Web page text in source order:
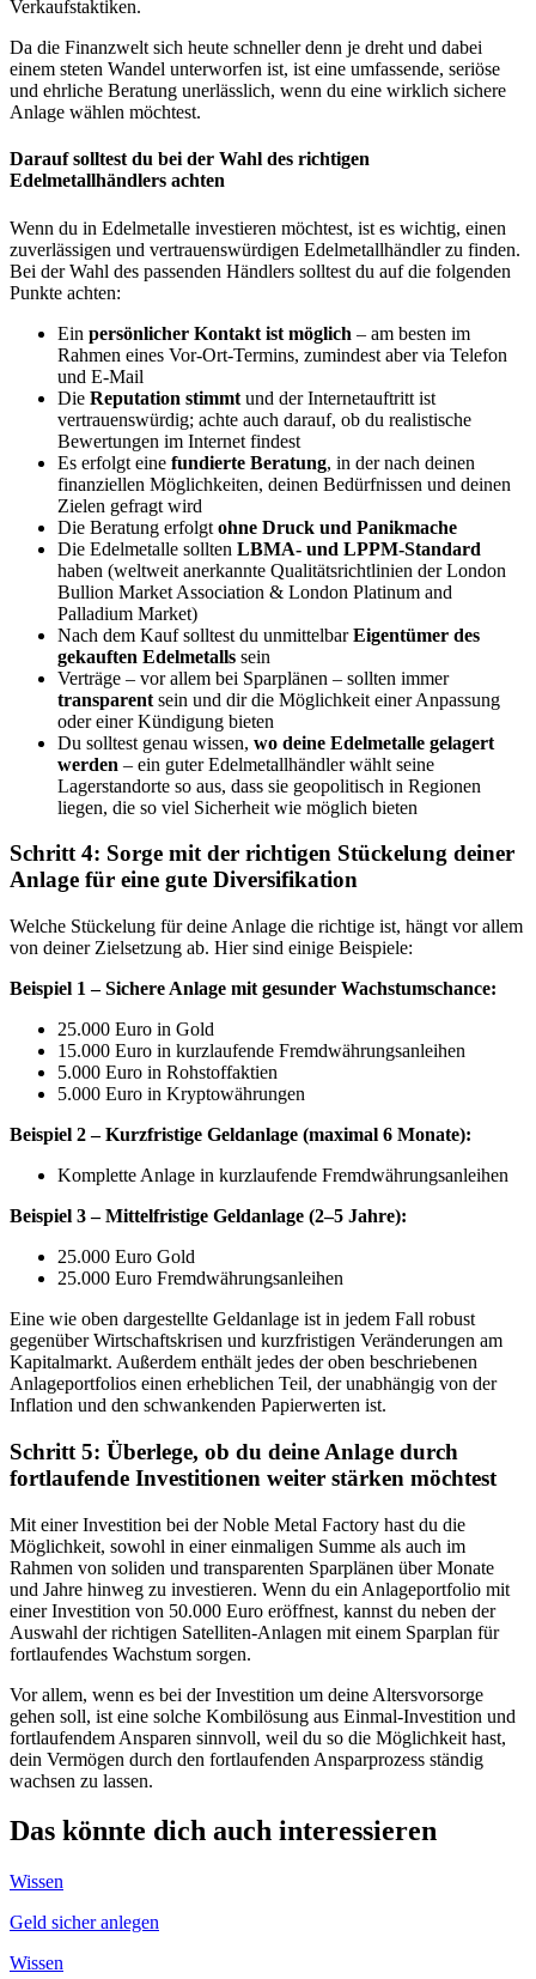
Verkaufstaktiken.
Da die Finanzwelt sich heute schneller denn je dreht und dabei
einem steten Wandel unterworfen ist, ist eine umfassende, seriöse
und ehrliche Beratung unerlässlich, wenn du eine wirklich sichere
Anlage wählen möchtest.
Darauf solltest du bei der Wahl des richtigen
Edelmetallhändlers achten
Wenn du in Edelmetalle investieren möchtest, ist es wichtig, einen
zuverlässigen und vertrauenswürdigen Edelmetallhändler zu finden.
Bei der Wahl des passenden Händlers solltest du auf die folgenden
Punkte achten:
Ein persönlicher Kontakt ist möglich – am besten im
Rahmen eines Vor-Ort-Termins, zumindest aber via Telefon
und E-Mail
Die Reputation stimmt und der Internetauftritt ist
vertrauenswürdig; achte auch darauf, ob du realistische
Bewertungen im Internet findest
Es erfolgt eine fundierte Beratung, in der nach deinen
finanziellen Möglichkeiten, deinen Bedürfnissen und deinen
Zielen gefragt wird
Die Beratung erfolgt ohne Druck und Panikmache
Die Edelmetalle sollten LBMA- und LPPM-Standard
haben (weltweit anerkannte Qualitätsrichtlinien der London
Bullion Market Association & London Platinum and
Palladium Market)
Nach dem Kauf solltest du unmittelbarEigentümer des
gekauften Edelmetalls sein
Verträge – vor allem bei Sparplänen – sollten immer
transparent sein und dir die Möglichkeit einer Anpassung
oder einer Kündigung bieten
Du solltest genau wissen, wo deine Edelmetalle gelagert
werden – ein guter Edelmetallhändler wählt seine
Lagerstandorte so aus, dass sie geopolitisch in Regionen
liegen, die so viel Sicherheit wie möglich bieten
Schritt 4: Sorge mit der richtigen Stückelung deiner
Anlage für eine gute Diversifikation
Welche Stückelung für deine Anlage die richtige ist, hängt vor allem
von deiner Zielsetzung ab. Hier sind einige Beispiele:
Beispiel 1 – Sichere Anlage mit gesunder Wachstumschance:
25.000 Euro in Gold
15.000 Euro in kurzlaufende Fremdwährungsanleihen
5.000 Euro in Rohstoffaktien
5.000 Euro in Kryptowährungen
Beispiel 2 – Kurzfristige Geldanlage (maximal 6 Monate):
Komplette Anlage in kurzlaufende Fremdwährungsanleihen
Beispiel 3 – Mittelfristige Geldanlage (2–5 Jahre):
25.000 Euro Gold
25.000 Euro Fremdwährungsanleihen
Eine wie oben dargestellte Geldanlage ist in jedem Fall robust
gegenüber Wirtschaftskrisen und kurzfristigen Veränderungen am
Kapitalmarkt. Außerdem enthält jedes der oben beschriebenen
Anlageportfolios einen erheblichen Teil, der unabhängig von der
Inflation und den schwankenden Papierwerten ist.
Schritt 5: Überlege, ob du deine Anlage durch
fortlaufende Investitionen weiter stärken möchtest
Mit einer Investition bei der Noble Metal Factory hast du die
Möglichkeit, sowohl in einer einmaligen Summe als auch im
Rahmen von soliden und transparenten Sparplänen über Monate
und Jahre hinweg zu investieren. Wenn du ein Anlageportfolio mit
einer Investition von 50.000 Euro eröffnest, kannst du neben der
Auswahl der richtigen Satelliten-Anlagen mit einem Sparplan für
fortlaufendes Wachstum sorgen.
Vor allem, wenn es bei der Investition um deine Altersvorsorge
gehen soll, ist eine solche Kombilösung aus Einmal-Investition und
fortlaufendem Ansparen sinnvoll, weil du so die Möglichkeit hast,
dein Vermögen durch den fortlaufenden Ansparprozess ständig
wachsen zu lassen.
Das könnte dich auch interessieren
Wissen
Geld sicher anlegen
Wissen